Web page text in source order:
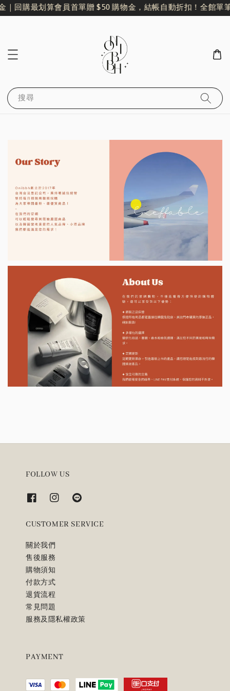
｜回購最划算會員首單贈 $50 購物金，結帳自動折扣！ 全館單
搜尋
FOLLOW US
CUSTOMER SERVICE
關於我們
售後服務
購物須知
付款方式
退貨流程
常見問題
服務及隱私權政策
PAYMENT